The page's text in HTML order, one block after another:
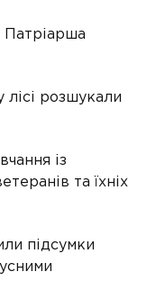
Патріарша
розшукали
із
та їхніх
підсумки